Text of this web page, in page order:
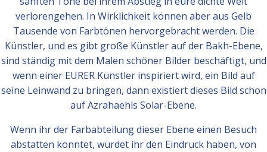
verlorengehen. In Wirklichkeit können aber aus Gelb
Tausende von Farbtönen hervorgebracht werden. Die
Künstler, und es gibt große Künstler auf der Bakh-Ebene,
sind ständig mit dem Malen schöner Bilder beschäftigt, und
wenn einer EURER Künstler inspiriert wird, ein Bild auf
seine Leinwand zu bringen, dann existiert dieses Bild schon
auf Azrahaehls Solar-Ebene.
Wenn ihr der Farbabteilung dieser Ebene einen Besuch
abstatten könntet, würdet ihr den Eindruck haben, von